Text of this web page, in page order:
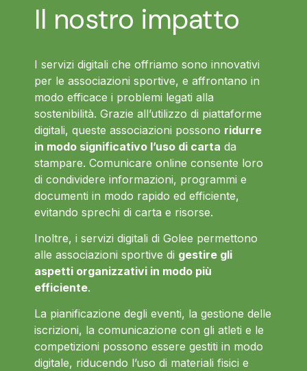
Il nostro impatto
I servizi digitali che offriamo sono innovativi
per le associazioni sportive, e affrontano in
modo efficace i problemi legati alla
sostenibilità. Grazie all’utilizzo di piattaforme
digitali, queste associazioni possono ridurre
in modo significativo l’uso di carta da
stampare. Comunicare online consente loro
di condividere informazioni, programmi e
documenti in modo rapido ed efficiente,
evitando sprechi di carta e risorse.
Inoltre, i servizi digitali di Golee permettono
alle associazioni sportive di gestire gli
aspetti organizzativi in modo più
efficiente.
La pianificazione degli eventi, la gestione delle
iscrizioni, la comunicazione con gli atleti e le
competizioni possono essere gestiti in modo
digitale, riducendo l’uso di materiali fisici e